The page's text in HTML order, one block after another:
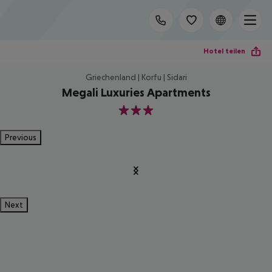
Hotel teilen
Griechenland | Korfu | Sidari
Megali Luxuries Apartments
3
Previous
Next